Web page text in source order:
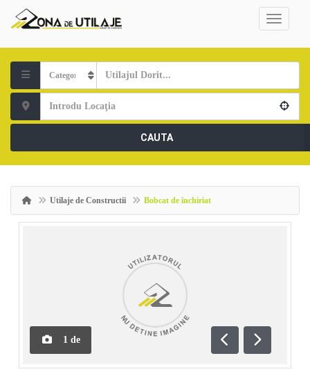
CAUTA
Utilaje de Constructii Bobcat de închiriat
1 de
Anterioară